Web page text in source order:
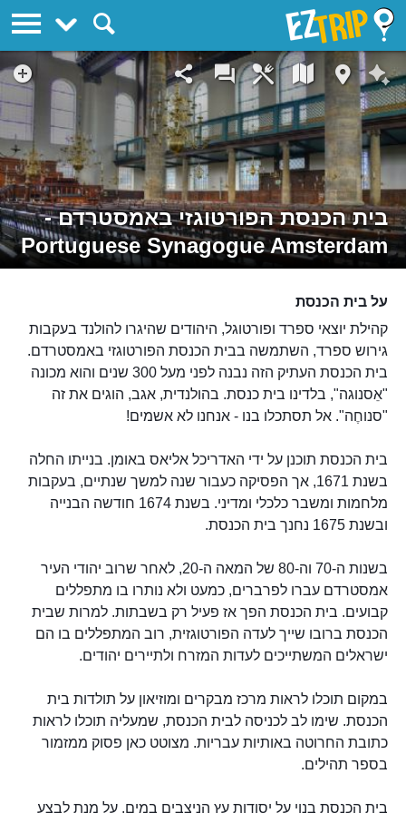
בית הכנסת הפורטוגזי באמסטרדם -
Portuguese Synagogue Amsterdam
על בית הכנסת
קהילת יוצאי ספרד ופורטוגל, היהודים שהיגרו להולנד בעקבות
גירוש ספרד, השתמשה בבית הכנסת הפורטוגזי באמסטרדם.
בית הכנסת העתיק הזה נבנה לפני מעל 300 שנים והוא מכונה
"אֵסנוגה", בלדינו בית כנסת. בהולנדית, אגב, הוגים את זה
"סנוחֶה". אל תסתכלו בנו - אנחנו לא אשמים!
בית הכנסת תוכנן על ידי האדריכל אליאס באומן. בנייתו החלה
בשנת 1671, אך הפסיקה כעבור שנה למשך שנתיים, בעקבות
מלחמות ומשבר כלכלי ומדיני. בשנת 1674 חודשה הבנייה
ובשנת 1675 נחנך בית הכנסת.
בשנות ה-70 וה-80 של המאה ה-20, לאחר שרוב יהודי העיר
אמסטרדם עברו לפרברים, כמעט ולא נותרו בו מתפללים
קבועים. בית הכנסת הפך אז פעיל רק בשבתות. למרות שבית
הכנסת ברובו שייך לעדה הפורטוגזית, רוב המתפללים בו הם
ישראלים המשתייכים לעדות המזרח ולתיירים יהודים.
במקום תוכלו לראות מרכז מבקרים ומוזיאון על תולדות בית
הכנסת. שימו לב לכניסה לבית הכנסת, שמעליה תוכלו לראות
כתובת החרוטה באותיות עבריות. מצוטט כאן פסוק ממזמור
בספר תהילים.
בית הכנסת בנוי על יסודות עץ הניצבים במים. על מנת לבצע
EZTrip